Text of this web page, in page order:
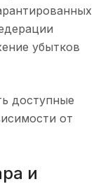
убытков
доступные
от
и